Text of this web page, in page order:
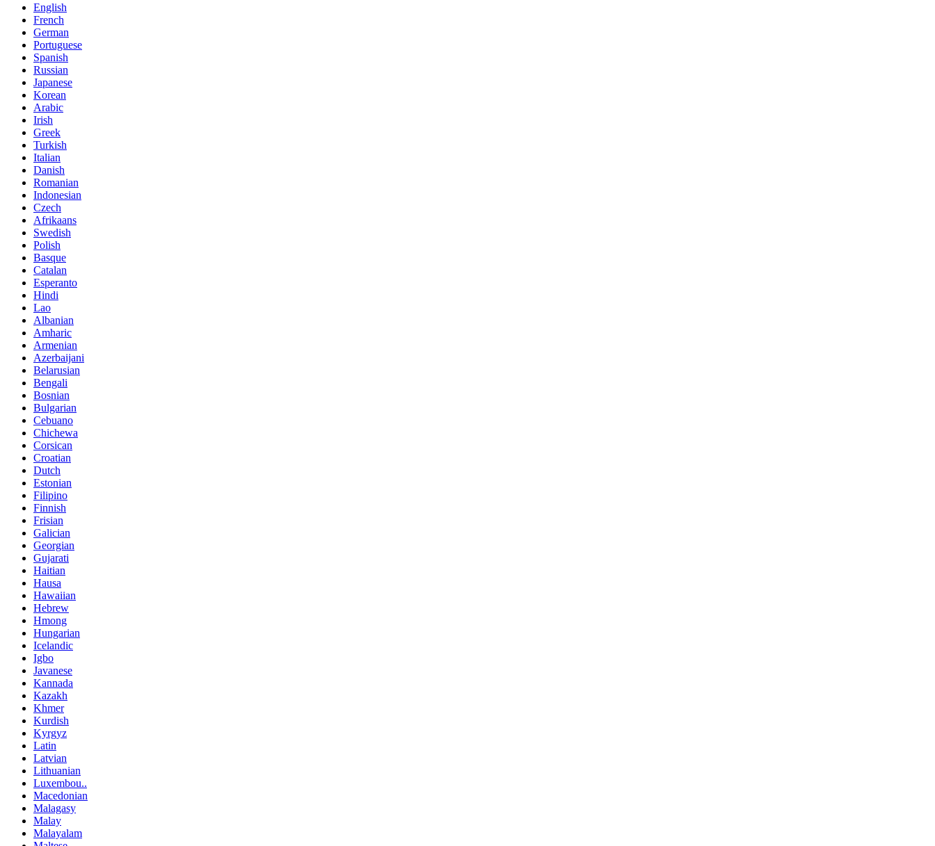
English
French
German
Portuguese
Spanish
Russian
Japanese
Korean
Arabic
Irish
Greek
Turkish
Italian
Danish
Romanian
Indonesian
Czech
Afrikaans
Swedish
Polish
Basque
Catalan
Esperanto
Hindi
Lao
Albanian
Amharic
Armenian
Azerbaijani
Belarusian
Bengali
Bosnian
Bulgarian
Cebuano
Chichewa
Corsican
Croatian
Dutch
Estonian
Filipino
Finnish
Frisian
Galician
Georgian
Gujarati
Haitian
Hausa
Hawaiian
Hebrew
Hmong
Hungarian
Icelandic
Igbo
Javanese
Kannada
Kazakh
Khmer
Kurdish
Kyrgyz
Latin
Latvian
Lithuanian
Luxembou..
Macedonian
Malagasy
Malay
Malayalam